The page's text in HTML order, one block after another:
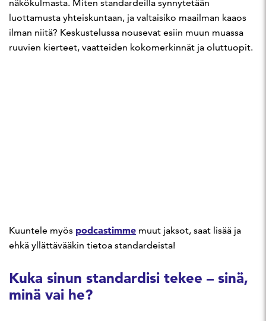
näkökulmasta. Miten standardeilla synnytetään
luottamusta yhteiskuntaan, ja valtaisiko maailman kaaos
ilman niitä? Keskustelussa nousevat esiin muun muassa
ruuvien kierteet, vaatteiden kokomerkinnät ja oluttuopit.
Kuuntele myös podcastimme muut jaksot, saat lisää ja
ehkä yllättävääkin tietoa standardeista!
Kuka sinun standardisi tekee – sinä,
minä vai he?